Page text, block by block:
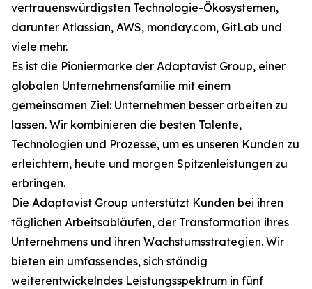
vertrauenswürdigsten Technologie-Ökosystemen,
darunter Atlassian, AWS, monday.com, GitLab und
viele mehr.
Es ist die Pioniermarke der Adaptavist Group, einer
globalen Unternehmensfamilie mit einem
gemeinsamen Ziel: Unternehmen besser arbeiten zu
lassen. Wir kombinieren die besten Talente,
Technologien und Prozesse, um es unseren Kunden zu
erleichtern, heute und morgen Spitzenleistungen zu
erbringen.
Die Adaptavist Group unterstützt Kunden bei ihren
täglichen Arbeitsabläufen, der Transformation ihres
Unternehmens und ihren Wachstumsstrategien. Wir
bieten ein umfassendes, sich ständig
weiterentwickelndes Leistungsspektrum in fünf